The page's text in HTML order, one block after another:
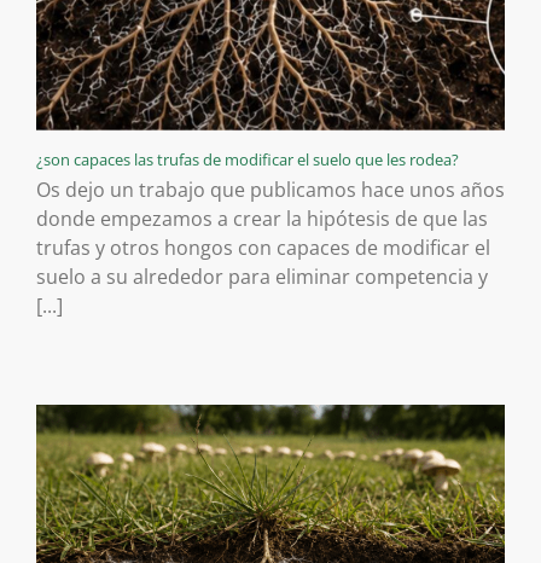
¿son capaces las trufas de modificar el suelo que les rodea?
Os dejo un trabajo que publicamos hace unos años
donde empezamos a crear la hipótesis de que las
trufas y otros hongos con capaces de modificar el
suelo a su alrededor para eliminar competencia y
[...]